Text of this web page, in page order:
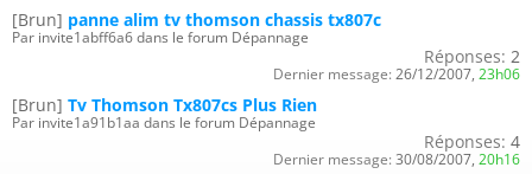
[Brun] panne alim tv thomson chassis tx807c
Par invite1abff6a6 dans le forum Dépannage
Réponses: 2
Dernier message: 26/12/2007, 23h06
[Brun] Tv Thomson Tx807cs Plus Rien
Par invite1a91b1aa dans le forum Dépannage
Réponses: 4
Dernier message: 30/08/2007, 20h16